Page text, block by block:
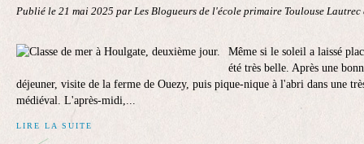
Publié le 21 mai 2025 par Les Blogueurs de l'école primaire Toulouse Lautrec
Même si le soleil a laissé
été très belle. Après une
déjeuner, visite de la ferme de Ouezy, puis pique-nique à l'abri dans une
médiéval. L'après-midi,...
LIRE LA SUITE